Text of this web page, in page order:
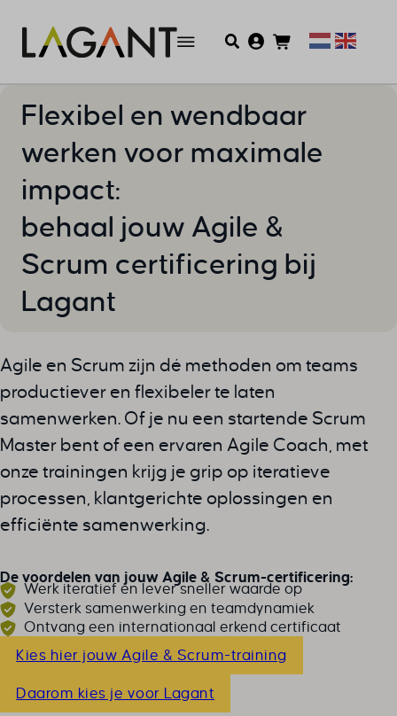
Flexibel en wendbaar
werken voor maximale
impact:
behaal jouw Agile &
Scrum certificering bij
Lagant
Agile en Scrum zijn dé methoden om teams
productiever en flexibeler te laten
samenwerken. Of je nu een startende Scrum
Master bent of een ervaren Agile Coach, met
onze trainingen krijg je grip op iteratieve
processen, klantgerichte oplossingen en
efficiënte samenwerking.
De voordelen van jouw Agile & Scrum-certificering:
Werk iteratief en lever sneller waarde op
Versterk samenwerking en teamdynamiek
Ontvang een internationaal erkend certificaat
Kies hier jouw Agile & Scrum-training
Daarom kies je voor Lagant